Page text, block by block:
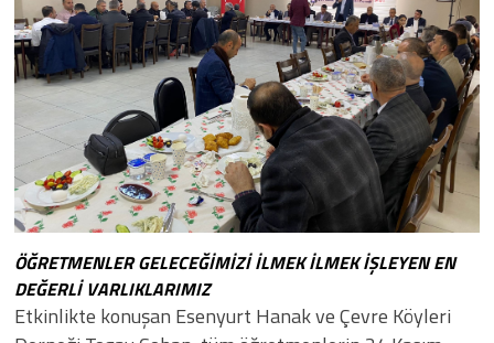
ÖĞRETMENLER GELECEĞİMİZİ İLMEK İLMEK İŞLEYEN EN
DEĞERLİ VARLIKLARIMIZ
Etkinlikte konuşan Esenyurt Hanak ve Çevre Köyleri